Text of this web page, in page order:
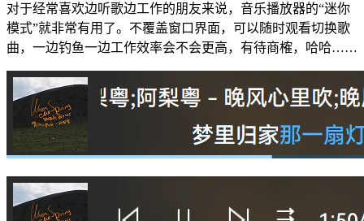
对于经常喜欢边听歌边工作的朋友来说，音乐播放器的“迷你
模式”就非常有用了。不覆盖窗口界面，可以随时观看切换歌
曲，一边钓鱼一边工作效率会不会更高，有待商榷，哈哈……